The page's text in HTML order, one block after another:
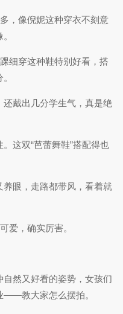
，像倪妮这种穿衣不刻意
细穿这种鞋特别好看，搭
戴出几分学生气，真是绝
这双“芭蕾舞鞋”搭配得也
眼，走路都带风，看着就
爱，确实厉害。
然又好看的姿势，女孩们
——教大家怎么摆拍。